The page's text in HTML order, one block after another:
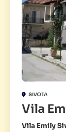
SIVOTA
Vila
Vila Emily